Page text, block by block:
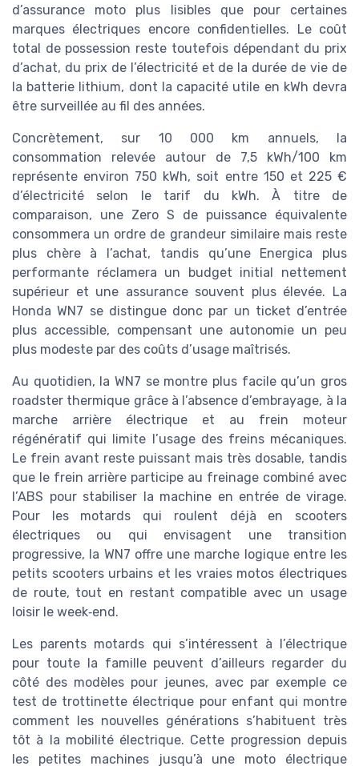
d’assurance moto plus lisibles que pour certaines
marques électriques encore confidentielles. Le coût
total de possession reste toutefois dépendant du prix
d’achat, du prix de l’électricité et de la durée de vie de
la batterie lithium, dont la capacité utile en kWh devra
être surveillée au fil des années.
Concrètement, sur 10 000 km annuels, la
consommation relevée autour de 7,5 kWh/100 km
représente environ 750 kWh, soit entre 150 et 225 €
d’électricité selon le tarif du kWh. À titre de
comparaison, une Zero S de puissance équivalente
consommera un ordre de grandeur similaire mais reste
plus chère à l’achat, tandis qu’une Energica plus
performante réclamera un budget initial nettement
supérieur et une assurance souvent plus élevée. La
Honda WN7 se distingue donc par un ticket d’entrée
plus accessible, compensant une autonomie un peu
plus modeste par des coûts d’usage maîtrisés.
Au quotidien, la WN7 se montre plus facile qu’un gros
roadster thermique grâce à l’absence d’embrayage, à la
marche arrière électrique et au frein moteur
régénératif qui limite l’usage des freins mécaniques.
Le frein avant reste puissant mais très dosable, tandis
que le frein arrière participe au freinage combiné avec
l’ABS pour stabiliser la machine en entrée de virage.
Pour les motards qui roulent déjà en scooters
électriques ou qui envisagent une transition
progressive, la WN7 offre une marche logique entre les
petits scooters urbains et les vraies motos électriques
de route, tout en restant compatible avec un usage
loisir le week‑end.
Les parents motards qui s’intéressent à l’électrique
pour toute la famille peuvent d’ailleurs regarder du
côté des modèles pour jeunes, avec par exemple ce
test de trottinette électrique pour enfant qui montre
comment les nouvelles générations s’habituent très
tôt à la mobilité électrique. Cette progression depuis
les petites machines jusqu’à une moto électrique